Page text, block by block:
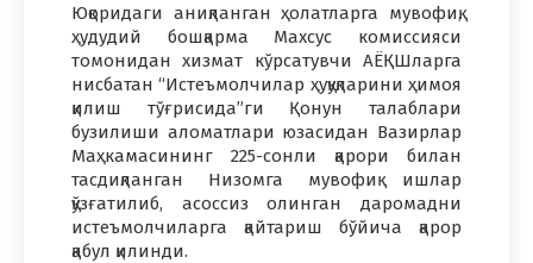
Юқоридаги аниқланган ҳолатларга мувофиқ,
ҳудудий бошқарма Махсус комиссияси
томонидан хизмат кўрсатувчи АЁҚШларга
нисбатан “Истеъмолчилар ҳуқуқларини ҳимоя
қилиш тўғрисида”ги Қонун талаблари
бузилиши аломатлари юзасидан Вазирлар
Маҳкамасининг 225-сонли қарори билан
тасдиқланган Низомга мувофиқ ишлар
қўзғатилиб, асоссиз олинган даромадни
истеъмолчиларга қайтариш бўйича қарор
қабул қилинди.